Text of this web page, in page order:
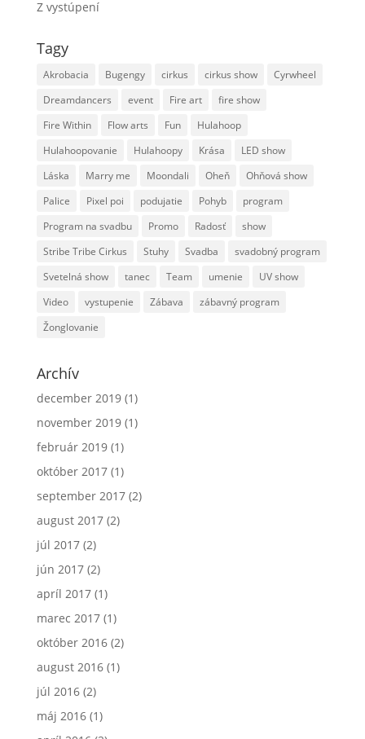
Z vystúpení
Tagy
Akrobacia Bugengy cirkus cirkus show
Cyrwheel
Dreamdancers
event Fire art
fire show
Fire Within
Flow arts Fun
Hulahoop
Hulahoopovanie
Hulahoopy Krása
LED show
Láska
Marry me Moondali Oheň
Ohňová show
Palice
Pixel poi podujatie Pohyb
program
Program na svadbu
Promo Radosť
show
Stribe Tribe Cirkus
Stuhy Svadba
svadobný program
Svetelná show
tanec Team umenie
UV show
Video
vystupenie Zábava
zábavný program
Žonglovanie
Archív
december 2019(1)
november 2019(1)
február 2019(1)
október 2017(1)
september 2017(2)
august 2017(2)
júl 2017(2)
jún 2017(2)
apríl 2017(1)
marec 2017(1)
október 2016(2)
august 2016(1)
júl 2016(2)
máj 2016(1)